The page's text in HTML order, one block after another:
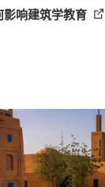
响建筑学教育